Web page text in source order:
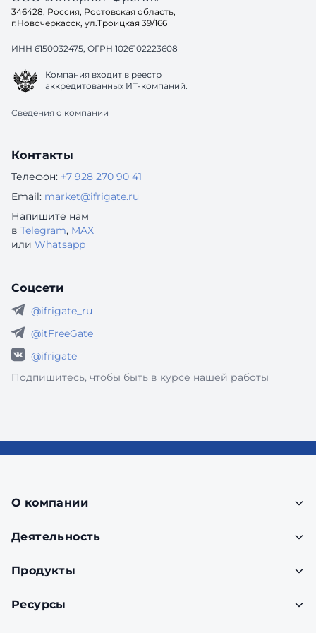
346428, Россия, Ростовская область,
г.Новочеркасск, ул.Троицкая 39/166
ИНН 6150032475, ОГРН 1026102223608
Компания входит в реестр
аккредитованных ИТ-компаний.
Сведения о компании
Контакты
Телефон: +7 928 270 90 41
Email: market@ifrigate.ru
Напишите нам
в Telegram, MAX
или Whatsapp
Соцсети
@ifrigate_ru
@itFreeGate
@ifrigate
Подпишитесь, чтобы быть в курсе нашей работы
О компании
Деятельность
Продукты
Ресурсы